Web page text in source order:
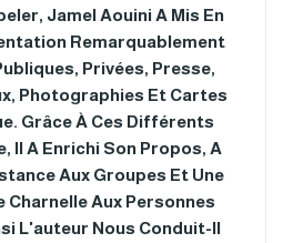
Jamel Aouini A Mis En
Remarquablement
Privées, Presse,
Photographies Et Cartes
Grâce À Ces Différents
Il A Enrichi Son Propos, A
Aux Groupes Et Une
Charnelle Aux Personnes
L'auteur Nous Conduit-Il